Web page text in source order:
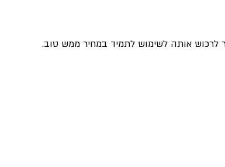
לרכוש אותה לשימוש לתמיד במחיר ממש טוב.